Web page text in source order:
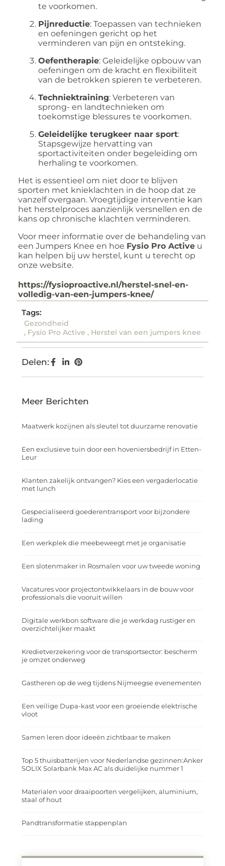
te voorkomen.
Pijnreductie: Toepassen van technieken
en oefeningen gericht op het
verminderen van pijn en ontsteking.
Oefentherapie: Geleidelijke opbouw van
oefeningen om de kracht en flexibiliteit
van de betrokken spieren te verbeteren.
Techniektraining: Verbeteren van
sprong- en landtechnieken om
toekomstige blessures te voorkomen.
Geleidelijke terugkeer naar sport:
Stapsgewijze hervatting van
sportactiviteiten onder begeleiding om
herhaling te voorkomen.
Het is essentieel om niet door te blijven
sporten met knieklachten in de hoop dat ze
vanzelf overgaan. Vroegtijdige interventie kan
het herstelproces aanzienlijk versnellen en de
kans op chronische klachten verminderen.
Voor meer informatie over de behandeling van
een Jumpers Knee en hoe Fysio Pro Active u
kan helpen bij uw herstel, kunt u terecht op
onze website.
https://fysioproactive.nl/herstel-snel-en-
volledig-van-een-jumpers-knee/
Tags:
Gezondheid
, Fysio Pro Active , Herstel van een jumpers knee
Delen:
Meer Berichten
Maatwerk kozijnen als sleutel tot duurzame renovatie
Een exclusieve tuin door een hoveniersbedrijf in Etten-
Leur
Klanten zakelijk ontvangen? Kies een vergaderlocatie
met lunch
Gespecialiseerd goederentransport voor bijzondere
lading
Een werkplek die meebeweegt met je organisatie
Een slotenmaker in Rosmalen voor uw tweede woning
Vacatures voor projectontwikkelaars in de bouw voor
professionals die vooruit willen
Digitale werkbon software die je werkdag rustiger en
overzichtelijker maakt
Kredietverzekering voor de transportsector: bescherm
je omzet onderweg
Gastheren op de weg tijdens Nijmeegse evenementen
Een veilige Dupa-kast voor een groeiende elektrische
vloot
Samen leren door ideeën zichtbaar te maken
Top 5 thuisbatterijen voor Nederlandse gezinnen:Anker
SOLIX Solarbank Max AC als duidelijke nummer 1
Materialen voor draaipoorten vergelijken, aluminium,
staal of hout
Pandtransformatie stappenplan